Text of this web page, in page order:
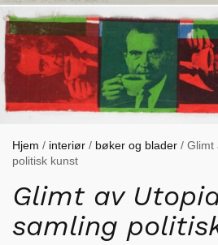
Hjem / interiør / bøker og blader / Glimt
politisk kunst
Glimt av
samling